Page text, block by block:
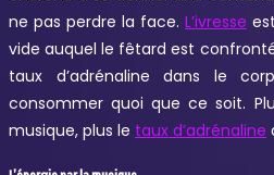
ne pas perdre la face. L’ivresse
vide auquel le fêtard est
taux d’adrénaline dans le
consommer quoi que ce soit.
musique, plus le taux d’adrénaline